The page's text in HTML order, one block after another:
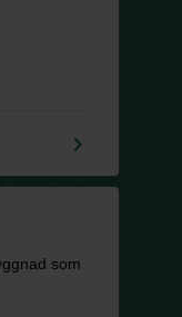
keyboard_arrow_right
som